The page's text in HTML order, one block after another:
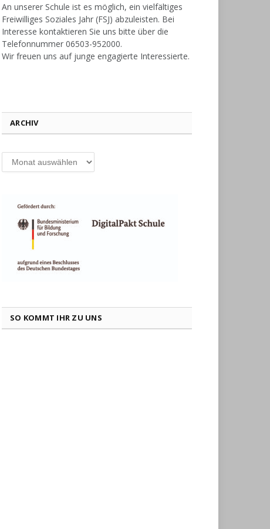
An unserer Schule ist es möglich, ein vielfältiges
Freiwilliges Soziales Jahr (FSJ) abzuleisten. Bei
Interesse kontaktieren Sie uns bitte über die
Telefonnummer 06503-952000.
Wir freuen uns auf junge engagierte Interessierte.
ARCHIV
Archiv
SO KOMMT IHR ZU UNS